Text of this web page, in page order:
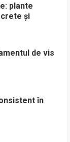
plante
și
de vis
în